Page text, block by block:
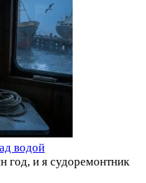
водой
год, и я судоремонтник